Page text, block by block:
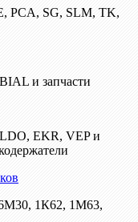
PCA, SG, SLM, TK,
и запчасти
EKR, VEP и
1К62, 1М63,